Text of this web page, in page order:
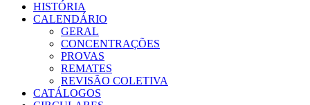
HISTÓRIA
CALENDÁRIO
GERAL
CONCENTRAÇÕES
PROVAS
REMATES
REVISÃO COLETIVA
CATÁLOGOS